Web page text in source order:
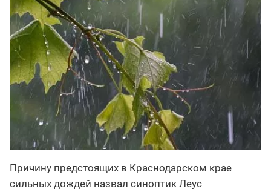
Причину предстоящих в Краснодарском крае
сильных дождей назвал синоптик Леус